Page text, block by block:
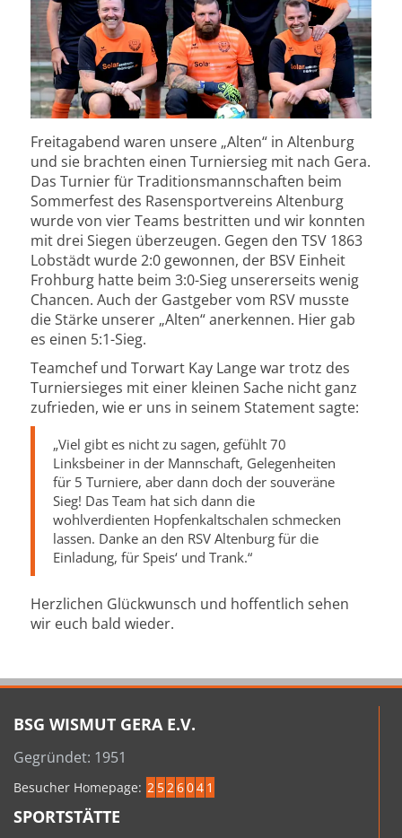
Freitagabend waren unsere „Alten“ in Altenburg
und sie brachten einen Turniersieg mit nach Gera.
Das Turnier für Traditionsmannschaften beim
Sommerfest des Rasensportvereins Altenburg
wurde von vier Teams bestritten und wir konnten
mit drei Siegen überzeugen. Gegen den TSV 1863
Lobstädt wurde 2:0 gewonnen, der BSV Einheit
Frohburg hatte beim 3:0-Sieg unsererseits wenig
Chancen. Auch der Gastgeber vom RSV musste
die Stärke unserer „Alten“ anerkennen. Hier gab
es einen 5:1-Sieg.
Teamchef und Torwart Kay Lange war trotz des
Turniersieges mit einer kleinen Sache nicht ganz
zufrieden, wie er uns in seinem Statement sagte:
„Viel gibt es nicht zu sagen, gefühlt 70
Linksbeiner in der Mannschaft, Gelegenheiten
für 5 Turniere, aber dann doch der souveräne
Sieg! Das Team hat sich dann die
wohlverdienten Hopfenkaltschalen schmecken
lassen. Danke an den RSV Altenburg für die
Einladung, für Speis‘ und Trank.“
Herzlichen Glückwunsch und hoffentlich sehen
wir euch bald wieder.
BSG WISMUT GERA E.V.
Gegründet: 1951
Besucher Homepage: 2 52604 1
SPORTSTÄTTE